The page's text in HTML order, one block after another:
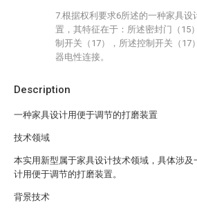
Description
一种家具设计用便于调节的打磨装置
技术领域
本实用新型属于家具设计技术领域，具体涉及
计用便于调节的打磨装置。
背景技术
7.根据权利要求6所述的一种家具设
置，其特征在于：所述密封门（15
制开关（17），所述控制开关（17
器电性连接。